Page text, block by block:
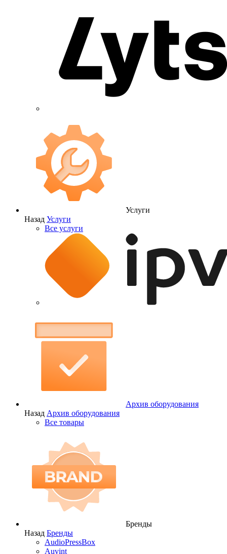
Услуги
Назад Услуги
Все услуги
Архив оборудования
Назад Архив оборудования
Все товары
Бренды
Назад Бренды
AudioPressBox
Auvint